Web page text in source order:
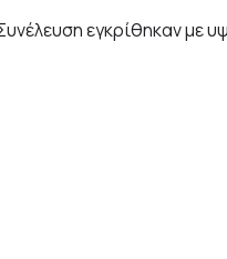
εγκρίθηκαν με